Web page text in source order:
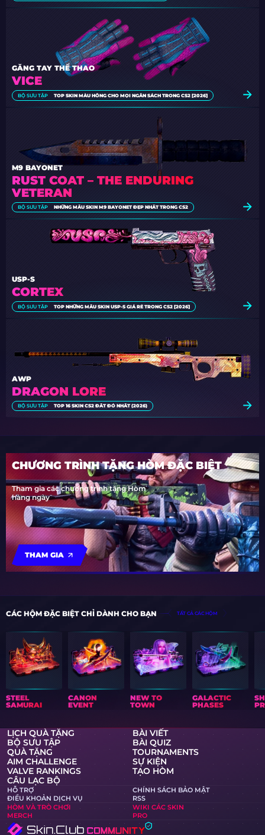
VICE
GĂNG TAY THỂ THAO
BỘ SƯU TẬP TOP SKIN MÀU HỒNG CHO MỌI NGÂN SÁCH TRONG CS2 [2026]
RUST COAT – THE ENDURING
VETERAN
M9 BAYONET
BỘ SƯU TẬP NHỮNG MẪU SKIN M9 BAYONET ĐẸP NHẤT TRONG CS2
CORTEX
USP-S
BỘ SƯU TẬP TOP NHỮNG MẪU SKIN USP-S GIÁ RẺ TRONG CS2 [2026]
DRAGON LORE
AWP
BỘ SƯU TẬP TOP 16 SKIN CS2 ĐẮT ĐỎ NHẤT (2026)
CHƯƠNG TRÌNH TẶNG HÒM ĐẶC BIỆT
Tham gia các chương trình tặng Hòm
hàng ngày
THAM GIA
CÁC HỘM ĐẶC BIỆT CHỈ DÀNH CHO BẠN TẤT CẢ CÁC HỘM
STEEL
SAMURAI
CANON
EVENT
NEW TO
TOWN
GALACTIC
PHASES
LỊCH QUÀ TẶNG
BÀI VIẾT
BỘ SƯU TẬP
BÀI QUIZ
QUÀ TẶNG
TOURNAMENTS
AIM CHALLENGE
SỰ KIỆN
VALVE RANKINGS
TẠO HÒM
CÂU LẠC BỘ
HỖ TRỢ
CHÍNH SÁCH BẢO MẬT
ĐIỀU KHOẢN DỊCH VỤ
RSS
HÒM VÀ TRÒ CHƠI
WIKI CÁC SKIN
MERCH
PRO